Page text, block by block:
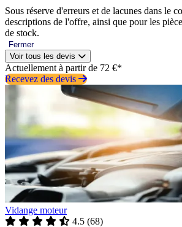
Sous réserve d'erreurs et de lacunes dans le
descriptions de l'offre, ainsi que pour les
de stock.
Fermer
Voir tous les devis
Actuellement à partir de 72 €*
Recevez des devis
Vidange moteur
4.5 (68)